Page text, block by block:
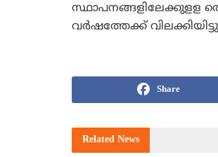
സ്ഥാപനങ്ങളിലേക്കുളള
വര്‍ഷത്തേക്ക്
Share
Related News